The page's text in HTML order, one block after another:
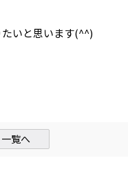
いと思います(^^)
一覧へ